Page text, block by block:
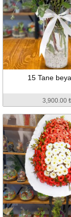
15 Tane
3,900.00 ₺